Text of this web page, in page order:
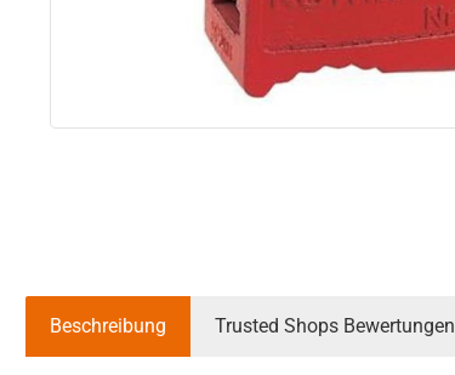
Beschreibung Trusted Shops Bewertungen